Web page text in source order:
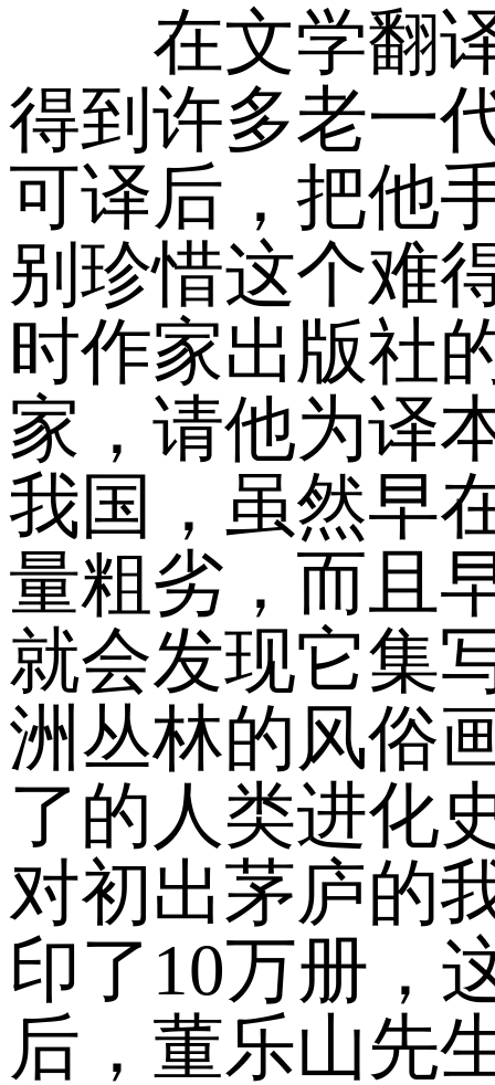
在文学翻译
得到许多老一
可译后，把他
别珍惜这个难
时作家出版社
家，请他为译
我国，虽然早
量粗劣，而且
就会发现它集
洲丛林的风俗
了的人类进化
对初出茅庐的
印了10万册，
后，董乐山先